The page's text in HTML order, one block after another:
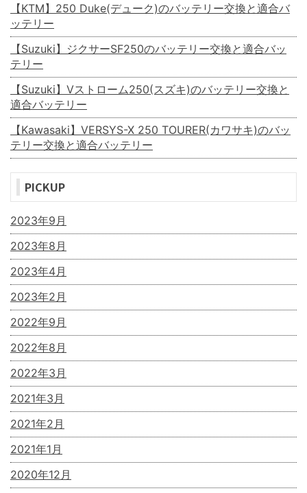
【KTM】250 Duke(デューク)のバッテリー交換と適合バ
ッテリー
【Suzuki】ジクサーSF250のバッテリー交換と適合バッ
テリー
【Suzuki】Vストローム250(スズキ)のバッテリー交換と
適合バッテリー
【Kawasaki】VERSYS-X 250 TOURER(カワサキ)のバッ
テリー交換と適合バッテリー
PICKUP
2023年9月
2023年8月
2023年4月
2023年2月
2022年9月
2022年8月
2022年3月
2021年3月
2021年2月
2021年1月
2020年12月